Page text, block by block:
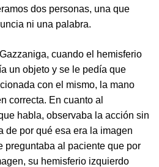
dos personas, una que
ni una palabra.
cuando el hemisferio
un objeto y se le pedía que
con el mismo, la mano
correcta. En cuanto al
habla, observaba la acción sin
de por qué esa era la imagen
preguntaba al paciente que por
su hemisferio izquierdo